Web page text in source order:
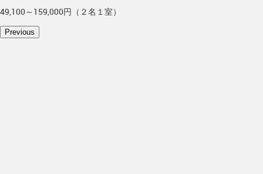
49,100～159,000円（２名１室）
Previous